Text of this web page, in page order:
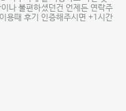
나 불편하셨던건 언제든 연락주
용때 후기 인증해주시면 +1시간